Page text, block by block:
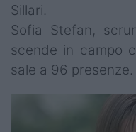
Sillari.
Sofia Stefan,
scende in campo
sale a 96 presenze.